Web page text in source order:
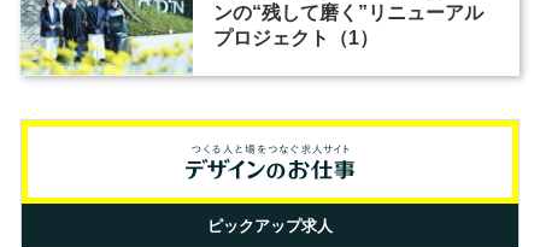
ンの“残して磨く”リニューアル
プロジェクト（1）
ピックアップ求人